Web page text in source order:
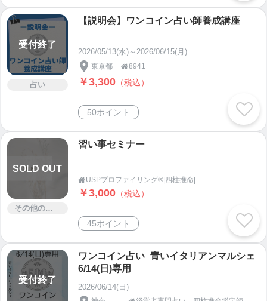
受付終了
占い
【説明会】ワンコイン占い師養成講座
2026/05/13(水)～2026/06/15(月)
東京都 8941
￥3,300 （税込）
50ポイント
SOLD OUT
その他のサービス
習い事セミナー
 USPプロファイリング®︎|四柱推命|行動心理学|naturela|鹿児島
￥3,000 （税込）
45ポイント
受付終了
ワンコイン占い_青いイタリアンマルシェ
6/14(日)専用
2026/06/14(日)